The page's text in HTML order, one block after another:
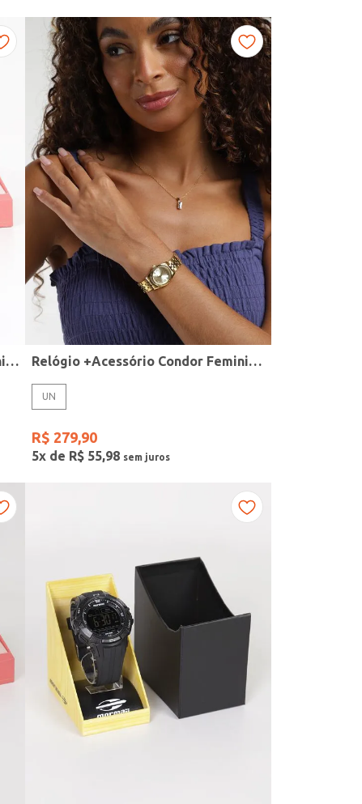
Relógio + Acessório Condor Feminino PRATA Relógio +Acessório Condor Feminino DOURADO
UN
R$ 279,90
5x de R$ 55,98